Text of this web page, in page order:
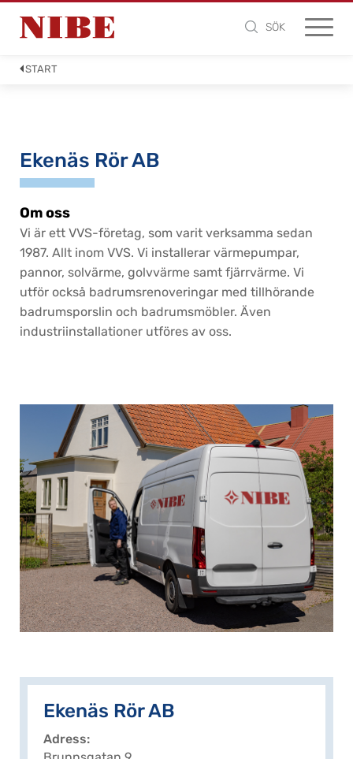
SÖK
START
Ekenäs Rör AB
Om oss
Vi är ett VVS-företag, som varit verksamma sedan
1987. Allt inom VVS. Vi installerar värmepumpar,
pannor, solvärme, golvvärme samt fjärrvärme. Vi
utför också badrumsrenoveringar med tillhörande
badrumsporslin och badrumsmöbler. Även
industriinstallationer utföres av oss.
Ekenäs Rör AB
Adress